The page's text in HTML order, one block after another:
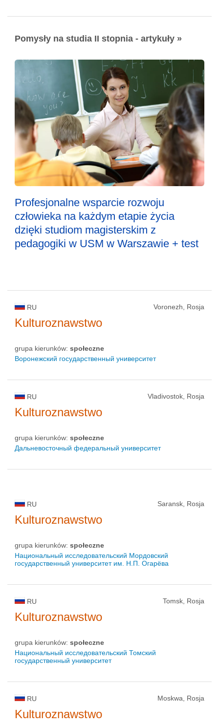
Pomysły na studia II stopnia - artykuły »
Profesjonalne wsparcie rozwoju
człowieka na każdym etapie życia
dzięki studiom magisterskim z
pedagogiki w USM w Warszawie + test
RU Voronezh, Rosja
Kulturoznawstwo
grupa kierunków: społeczne
Воронежский государственный университет
RU Vladivostok, Rosja
Kulturoznawstwo
grupa kierunków: społeczne
Дальневосточный федеральный университет
RU Saransk, Rosja
Kulturoznawstwo
grupa kierunków: społeczne
Национальный исследовательский Мордовский
государственный университет им. Н.П. Огарёва
RU Tomsk, Rosja
Kulturoznawstwo
grupa kierunków: społeczne
Национальный исследовательский Томский
государственный университет
RU Moskwa, Rosja
Kulturoznawstwo